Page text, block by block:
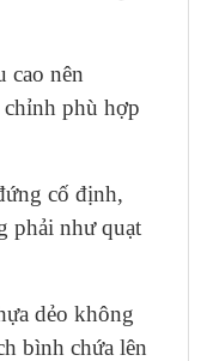
cao nên
phù hợp
cố định,
phải như quạt
dẻo không
bình chứa lên